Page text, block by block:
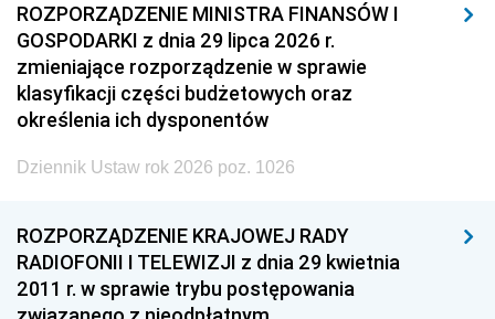
ROZPORZĄDZENIE MINISTRA FINANSÓW I
GOSPODARKI z dnia 29 lipca 2026 r.
zmieniające rozporządzenie w sprawie
klasyfikacji części budżetowych oraz
określenia ich dysponentów
Dziennik Ustaw rok 2026 poz. 1026
ROZPORZĄDZENIE KRAJOWEJ RADY
RADIOFONII I TELEWIZJI z dnia 29 kwietnia
2011 r. w sprawie trybu postępowania